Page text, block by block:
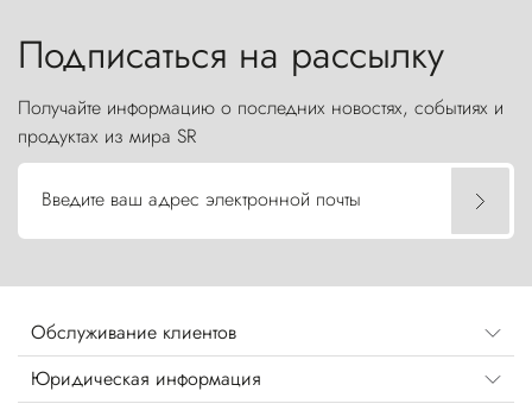
Подписаться на рассылку
Получайте информацию о последних новостях, событиях и
продуктах из мира SR
Введите ваш адрес электронной почты
Обслуживание клиентов
Юридическая информация